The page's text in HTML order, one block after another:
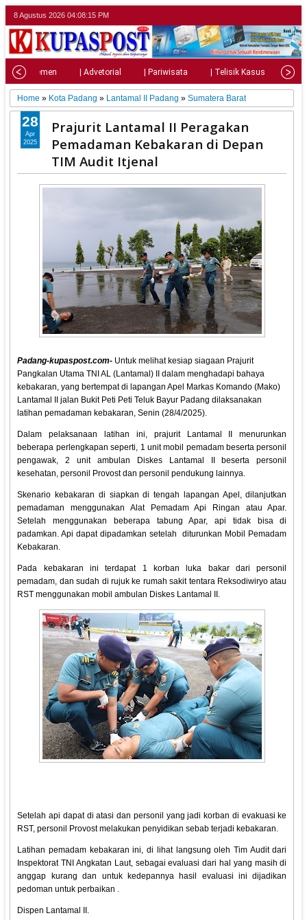
8 Agustus 2026 04:08:17 PM
| Parlemen | Advetorial | Pariwisata | Telisik Kasus |
Home » Kota Padang » Lantamal II Padang »Sumatera Barat
Prajurit Lantamal II Peragakan
Pemadaman Kebakaran di Depan
TIM Audit Itjenal
Padang-kupaspost.com- Untuk melihat kesiap siagaan Prajurit
Pangkalan Utama TNI AL (Lantamal) II dalam menghadapi bahaya
kebakaran, yang bertempat di lapangan Apel Markas Komando (Mako)
Lantamal II jalan Bukit Peti Peti Teluk Bayur Padang dilaksanakan
latihan pemadaman kebakaran, Senin (28/4/2025).
Dalam pelaksanaan latihan ini, prajurit Lantamal II menurunkan
beberapa perlengkapan seperti, 1 unit mobil pemadam beserta personil
pengawak, 2 unit ambulan Diskes Lantamal II beserta personil
kesehatan, personil Provost dan personil pendukung lainnya.
Skenario kebakaran di siapkan di tengah lapangan Apel, dilanjutkan
pemadaman menggunakan Alat Pemadam Api Ringan atau Apar.
Setelah menggunakan beberapa tabung Apar, api tidak bisa di
padamkan. Api dapat dipadamkan setelah diturunkan Mobil Pemadam
Kebakaran.
Pada kebakaran ini terdapat 1 korban luka bakar dari personil
pemadam, dan sudah di rujuk ke rumah sakit tentara Reksodiwiryo atau
RST menggunakan mobil ambulan Diskes Lantamal II.
Setelah api dapat di atasi dan personil yang jadi korban di evakuasi ke
RST, personil Provost melakukan penyidikan sebab terjadi kebakaran.
Latihan pemadam kebakaran ini, di lihat langsung oleh Tim Audit dari
Inspektorat TNI Angkatan Laut, sebagai evaluasi dari hal yang masih di
anggap kurang dan untuk kedepannya hasil evaluasi ini dijadikan
pedoman untuk perbaikan .
Dispen Lantamal II.
28
Apr
2025